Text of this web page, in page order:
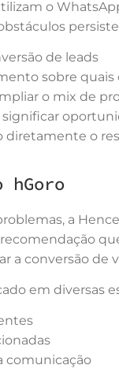
o
de leads
sobre quais
o mix de
diretamente o
hGoro
a
a conversão de
em diversas
comunicação